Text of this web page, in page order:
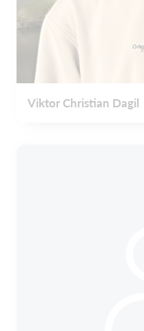
Viktor Christian Dagil